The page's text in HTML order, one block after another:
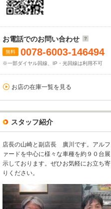
お電話でのお問い合わせ
無料 0078-6003-146494
※一部ダイヤル回線、IP・光回線は利用不可
お店の在庫一覧を見る
スタッフ紹介
店長の山崎と副店長 廣川です。アルフ
ァードを中心に様々な車種を約９０台展
示しております。ぜひお気軽にお立ち寄
りください。